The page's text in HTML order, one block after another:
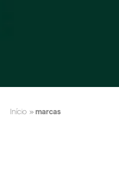
Início » marcas